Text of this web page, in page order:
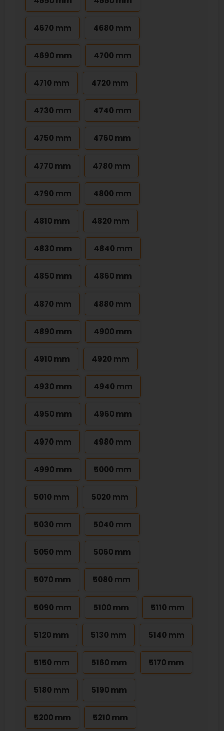
4670 mm 4680 mm
4690 mm 4700 mm
4710 mm 4720 mm
4730 mm 4740 mm
4750 mm 4760 mm
4770 mm 4780 mm
4790 mm 4800 mm
4810 mm 4820 mm
4830 mm 4840 mm
4850 mm 4860 mm
4870 mm 4880 mm
4890 mm 4900 mm
4910 mm 4920 mm
4930 mm 4940 mm
4950 mm 4960 mm
4970 mm 4980 mm
4990 mm 5000 mm
5010 mm 5020 mm
5030 mm 5040 mm
5050 mm 5060 mm
5070 mm 5080 mm
5090 mm 5100 mm 5110 mm
5120 mm 5130 mm 5140 mm
5150 mm 5160 mm 5170 mm
5180 mm 5190 mm
5200 mm 5210 mm